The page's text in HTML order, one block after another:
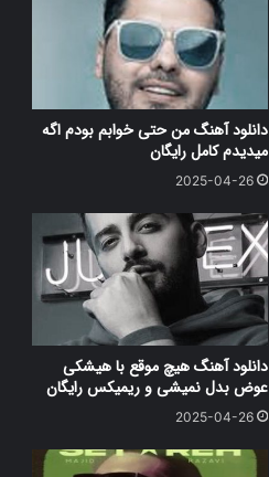
دانلود آهنگ من حتی خوابم بودم اگه
میدیدم کامل رایگان
2025-04-26
دانلود آهنگ هیچ موقع با هیشکی
عوض بدل نمیشی و ریمیکس رایگان
2025-04-26